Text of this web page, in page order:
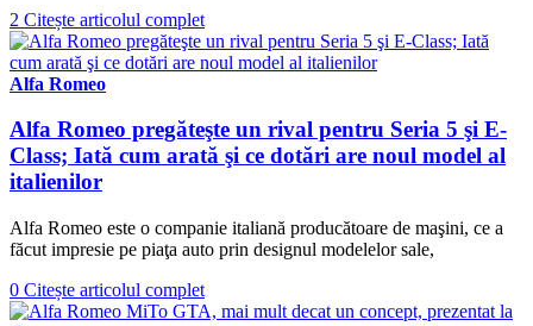
2 Citește articolul complet
Alfa Romeo
Alfa Romeo pregăteşte un rival pentru Seria 5 şi E-
Class; Iată cum arată şi ce dotări are noul model al
italienilor
Alfa Romeo este o companie italiană producătoare de maşini, ce a
făcut impresie pe piaţa auto prin designul modelelor sale,
0 Citește articolul complet